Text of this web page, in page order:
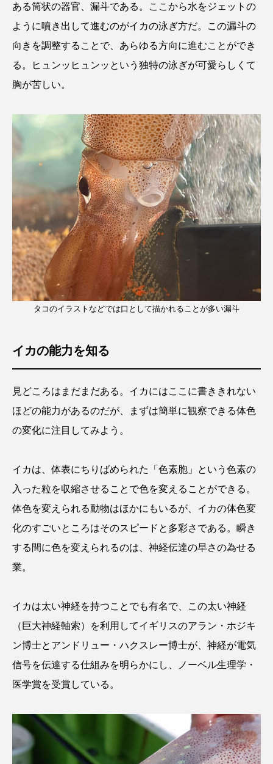
ある筒状の器官、漏斗である。ここから水をジェットの
ように噴き出して進むのがイカの泳ぎ方だ。この漏斗の
向きを調整することで、あらゆる方向に進むことができ
る。ヒュンッヒュンッという独特の泳ぎが可愛らしくて
胸が苦しい。
タコのイラストなどでは口として描かれることが多い漏斗
イカの能力を知る
見どころはまだまだある。イカにはここに書ききれない
ほどの能力があるのだが、まずは簡単に観察できる体色
の変化に注目してみよう。
イカは、体表にちりばめられた「色素胞」という色素の
入った粒を収縮させることで色を変えることができる。
体色を変えられる動物はほかにもいるが、イカの体色変
化のすごいところはそのスピードと多彩さである。瞬き
する間に色を変えられるのは、神経伝達の早さの為せる
業。
イカは太い神経を持つことでも有名で、この太い神経
（巨大神経軸索）を利用してイギリスのアラン・ホジキ
ン博士とアンドリュー・ハクスレー博士が、神経が電気
信号を伝達する仕組みを明らかにし、ノーベル生理学・
医学賞を受賞している。